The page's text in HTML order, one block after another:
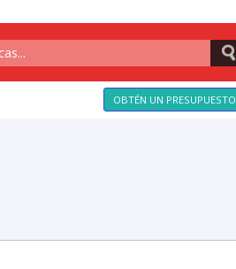
OBTÉN UN PRESUPUESTO